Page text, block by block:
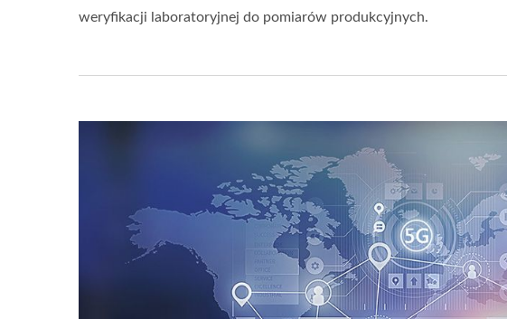
weryfikacji laboratoryjnej do pomiarów produkcyjnych.